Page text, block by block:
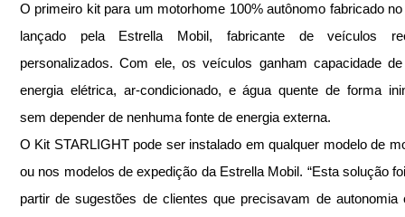
O primeiro kit para um motorhome 100% autônomo fabricado
lançado pela Estrella Mobil, fabricante de veículos
personalizados. Com ele, os veículos ganham capacidade
energia elétrica, ar-condicionado, e água quente de forma
sem depender de nenhuma fonte de energia externa.
O Kit STARLIGHT pode ser instalado em qualquer modelo de
ou nos modelos de expedição da Estrella Mobil. “Esta solução
partir de sugestões de clientes que precisavam de autonomia